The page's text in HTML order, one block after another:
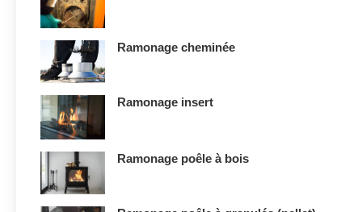
Ramonage cheminée
Ramonage insert
Ramonage poêle à bois